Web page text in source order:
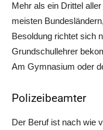
Mehr als ein Drit­tel
meis­ten
Besol­dung rich­tet sich
Grund­schul­leh­rer
Am Gym­na­si­um oder
Polizeibeamter
Der Beruf ist nach wie